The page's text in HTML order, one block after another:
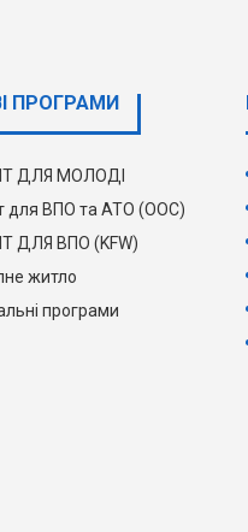
ПРОГРАМИ
ДЛЯ МОЛОДІ
для ВПО та АТО (ООС)
ДЛЯ ВПО (KFW)
житло
програми